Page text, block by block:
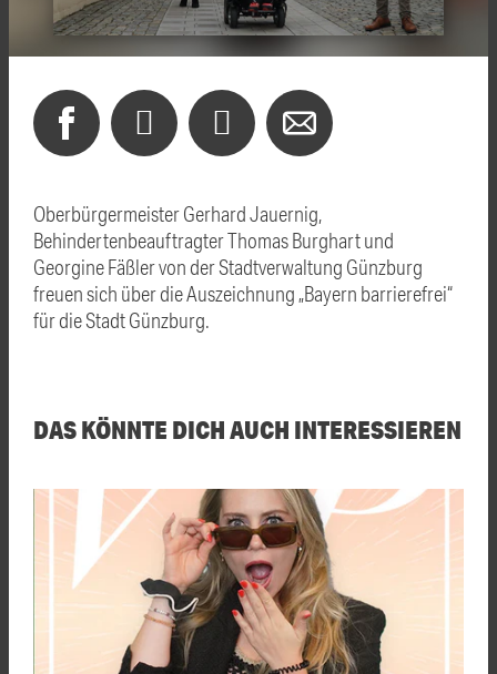
Oberbürgermeister Gerhard Jauernig,
Behindertenbeauftragter Thomas Burghart und
Georgine Fäßler von der Stadtverwaltung Günzburg
freuen sich über die Auszeichnung „Bayern barrierefrei“
für die Stadt Günzburg.
DAS KÖNNTE DICH AUCH INTERESSIEREN